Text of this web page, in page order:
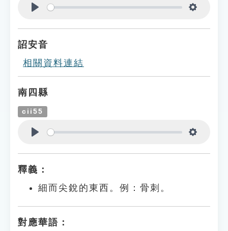
詔安音
相關資料連結
南四縣
cii55
釋義：
細而尖銳的東西。例：骨刺。
對應華語：